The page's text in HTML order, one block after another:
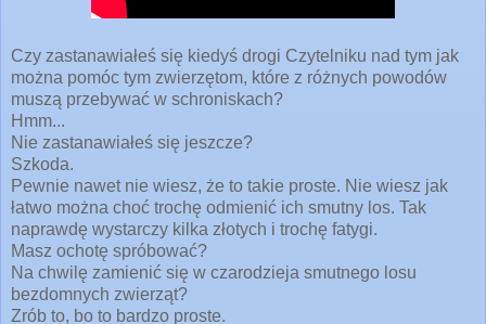
Czy zastanawiałeś się kiedyś drogi Czytelniku nad tym jak
można pomóc tym zwierzętom, które z różnych powodów
muszą przebywać w schroniskach?
Hmm...
Nie zastanawiałeś się jeszcze?
Szkoda.
Pewnie nawet nie wiesz, że to takie proste. Nie wiesz jak
łatwo można choć trochę odmienić ich smutny los. Tak
naprawdę wystarczy kilka złotych i trochę fatygi.
Masz ochotę spróbować?
Na chwilę zamienić się w czarodzieja smutnego losu
bezdomnych zwierząt?
Zrób to, bo to bardzo proste.